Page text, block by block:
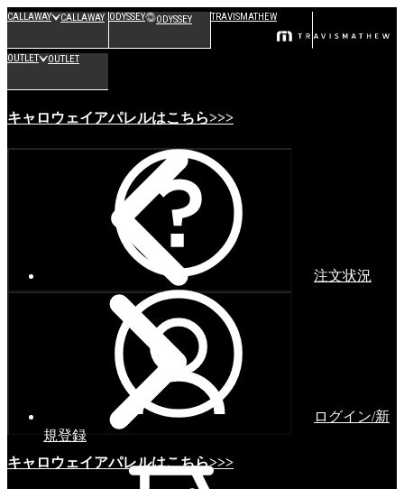
CALLAWAY CALLAWAY ODYSSEY ODYSSEY TRAVISMATHEW
OUTLET OUTLET
キャロウェイアパレルはこちら>>>
キャロウェイアパレルはこちら>>>
注文状況
ログイン/新
規登録